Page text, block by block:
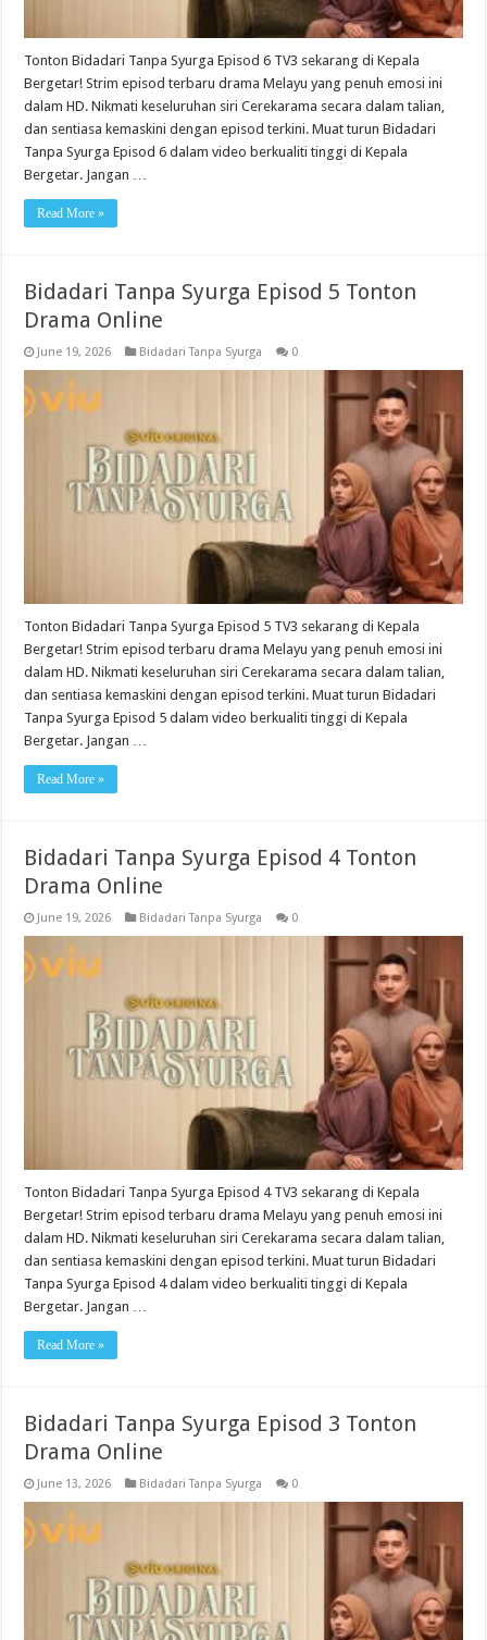
Tonton Bidadari Tanpa Syurga Episod 6 TV3 sekarang di Kepala
Bergetar! Strim episod terbaru drama Melayu yang penuh emosi ini
dalam HD. Nikmati keseluruhan siri Cerekarama secara dalam talian,
dan sentiasa kemaskini dengan episod terkini. Muat turun Bidadari
Tanpa Syurga Episod 6 dalam video berkualiti tinggi di Kepala
Bergetar. Jangan …
Read More »
Bidadari Tanpa Syurga Episod 5 Tonton
Drama Online
June 19, 2026 Bidadari Tanpa Syurga 0
Tonton Bidadari Tanpa Syurga Episod 5 TV3 sekarang di Kepala
Bergetar! Strim episod terbaru drama Melayu yang penuh emosi ini
dalam HD. Nikmati keseluruhan siri Cerekarama secara dalam talian,
dan sentiasa kemaskini dengan episod terkini. Muat turun Bidadari
Tanpa Syurga Episod 5 dalam video berkualiti tinggi di Kepala
Bergetar. Jangan …
Read More »
Bidadari Tanpa Syurga Episod 4 Tonton
Drama Online
June 19, 2026 Bidadari Tanpa Syurga 0
Tonton Bidadari Tanpa Syurga Episod 4 TV3 sekarang di Kepala
Bergetar! Strim episod terbaru drama Melayu yang penuh emosi ini
dalam HD. Nikmati keseluruhan siri Cerekarama secara dalam talian,
dan sentiasa kemaskini dengan episod terkini. Muat turun Bidadari
Tanpa Syurga Episod 4 dalam video berkualiti tinggi di Kepala
Bergetar. Jangan …
Read More »
Bidadari Tanpa Syurga Episod 3 Tonton
Drama Online
June 13, 2026 Bidadari Tanpa Syurga 0